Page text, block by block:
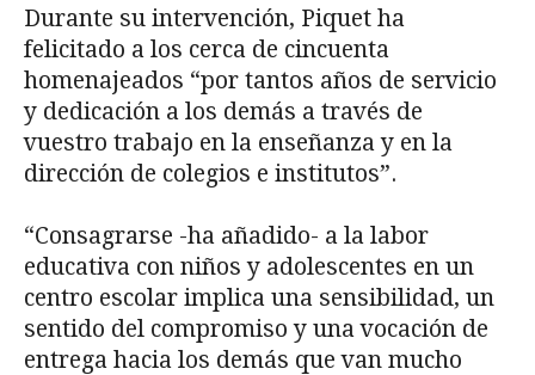
Durante su intervención, Piquet ha
felicitado a los cerca de cincuenta
homenajeados “por tantos años de servicio
y dedicación a los demás a través de
vuestro trabajo en la enseñanza y en la
dirección de colegios e institutos”.
“Consagrarse -ha añadido- a la labor
educativa con niños y adolescentes en un
centro escolar implica una sensibilidad, un
sentido del compromiso y una vocación de
entrega hacia los demás que van mucho